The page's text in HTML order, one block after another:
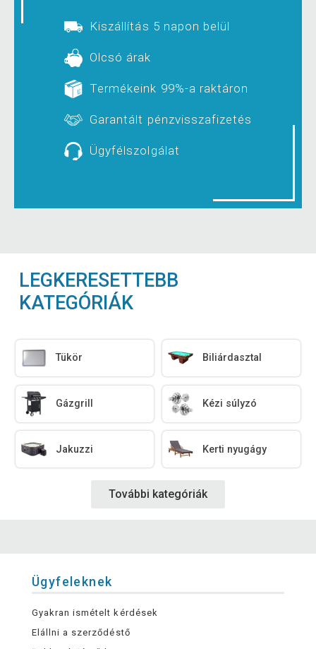
Kiszállítás 5 napon belül
Olcsó árak
Termékeink 99%-a raktáron
Garantált pénzvisszafizetés
Ügyfélszolgálat
LEGKERESETTEBB
KATEGÓRIÁK
Tükör Biliárdasztal
Gázgrill Kézi súlyzó
Jakuzzi Kerti nyugágy
További kategóriák
Ügyfeleknek
Gyakran ismételt kérdések
Elállni a szerződéstő